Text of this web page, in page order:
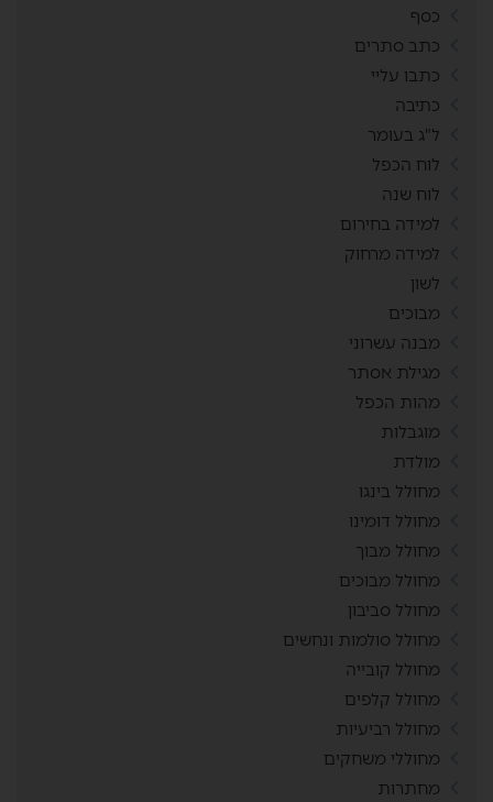
כסף
כתב סתרים
כתבו עליי
כתיבה
ל"ג בעומר
לוח הכפל
לוח שנה
למידה בחירום
למידה מרחוק
לשון
מבוכים
מבנה עשרוני
מגילת אסתר
מהות הכפל
מוגבלות
מולדת
מחולל בינגו
מחולל דומינו
מחולל מבוך
מחולל מבוכים
מחולל סביבון
מחולל סולמות ונחשים
מחולל קובייה
מחולל קלפים
מחולל רביעיות
מחוללי משחקים
מחתרות